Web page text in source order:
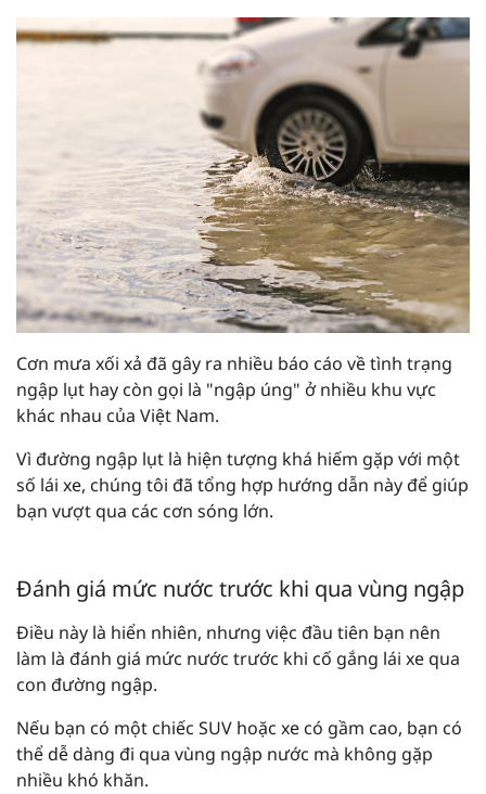
Cơn mưa xối xả đã gây ra nhiều báo cáo về tình trạng
ngập lụt hay còn gọi là "ngập úng" ở nhiều khu vực
khác nhau của Việt Nam.
Vì đường ngập lụt là hiện tượng khá hiếm gặp với một
số lái xe, chúng tôi đã tổng hợp hướng dẫn này để giúp
bạn vượt qua các cơn sóng lớn.
Đánh giá mức nước trước khi qua vùng ngập
Điều này là hiển nhiên, nhưng việc đầu tiên bạn nên
làm là đánh giá mức nước trước khi cố gắng lái xe qua
con đường ngập.
Nếu bạn có một chiếc SUV hoặc xe có gầm cao, bạn có
thể dễ dàng đi qua vùng ngập nước mà không gặp
nhiều khó khăn.